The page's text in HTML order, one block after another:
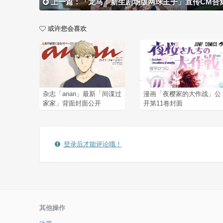
上一篇：「龙马！新生剧场版网球王子」宣传CM合
或许您会喜欢
杂志「anan」最新「间谍过
家家」背面封面公开
漫画「夜樱家的大作战」公
开第11卷封面
登录后才能评论哦！
其他操作